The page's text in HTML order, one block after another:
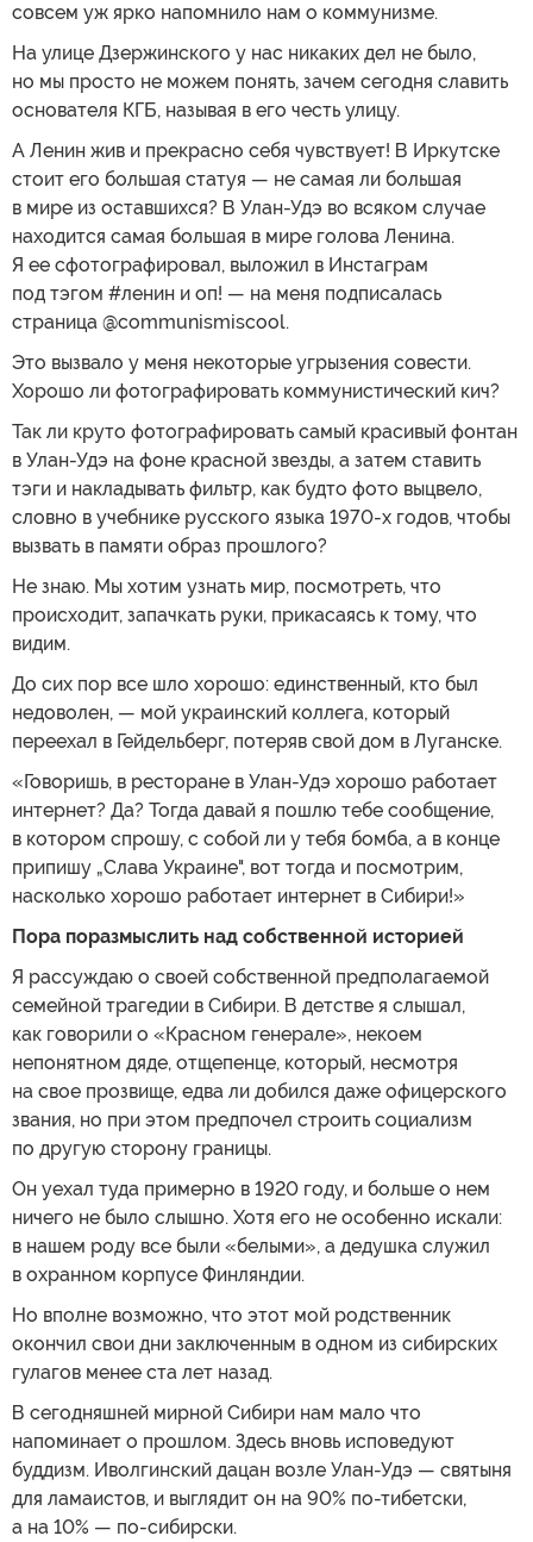
совсем уж ярко напомнило нам о коммунизме.
На улице Дзержинского у нас никаких дел не было,
но мы просто не можем понять, зачем сегодня славить
основателя КГБ, называя в его честь улицу.
А Ленин жив и прекрасно себя чувствует! В Иркутске
стоит его большая статуя — не самая ли большая
в мире из оставшихся? В Улан-Удэ во всяком случае
находится самая большая в мире голова Ленина.
Я ее сфотографировал, выложил в Инстаграм
под тэгом #ленин и оп! — на меня подписалась
страница @communismiscool.
Это вызвало у меня некоторые угрызения совести.
Хорошо ли фотографировать коммунистический кич?
Так ли круто фотографировать самый красивый фонтан
в Улан-Удэ на фоне красной звезды, а затем ставить
тэги и накладывать фильтр, как будто фото выцвело,
словно в учебнике русского языка 1970-х годов, чтобы
вызвать в памяти образ прошлого?
Не знаю. Мы хотим узнать мир, посмотреть, что
происходит, запачкать руки, прикасаясь к тому, что
видим.
До сих пор все шло хорошо: единственный, кто был
недоволен, — мой украинский коллега, который
переехал в Гейдельберг, потеряв свой дом в Луганске.
«Говоришь, в ресторане в Улан-Удэ хорошо работает
интернет? Да? Тогда давай я пошлю тебе сообщение,
в котором спрошу, с собой ли у тебя бомба, а в конце
припишу „Слава Украине", вот тогда и посмотрим,
насколько хорошо работает интернет в Сибири!»
Пора поразмыслить над собственной историей
Я рассуждаю о своей собственной предполагаемой
семейной трагедии в Сибири. В детстве я слышал,
как говорили о «Красном генерале», некоем
непонятном дяде, отщепенце, который, несмотря
на свое прозвище, едва ли добился даже офицерского
звания, но при этом предпочел строить социализм
по другую сторону границы.
Он уехал туда примерно в 1920 году, и больше о нем
ничего не было слышно. Хотя его не особенно искали:
в нашем роду все были «белыми», а дедушка служил
в охранном корпусе Финляндии.
Но вполне возможно, что этот мой родственник
окончил свои дни заключенным в одном из сибирских
гулагов менее ста лет назад.
В сегодняшней мирной Сибири нам мало что
напоминает о прошлом. Здесь вновь исповедуют
буддизм. Иволгинский дацан возле Улан-Удэ — святыня
для ламаистов, и выглядит он на 90% по-тибетски,
а на 10% — по-сибирски.